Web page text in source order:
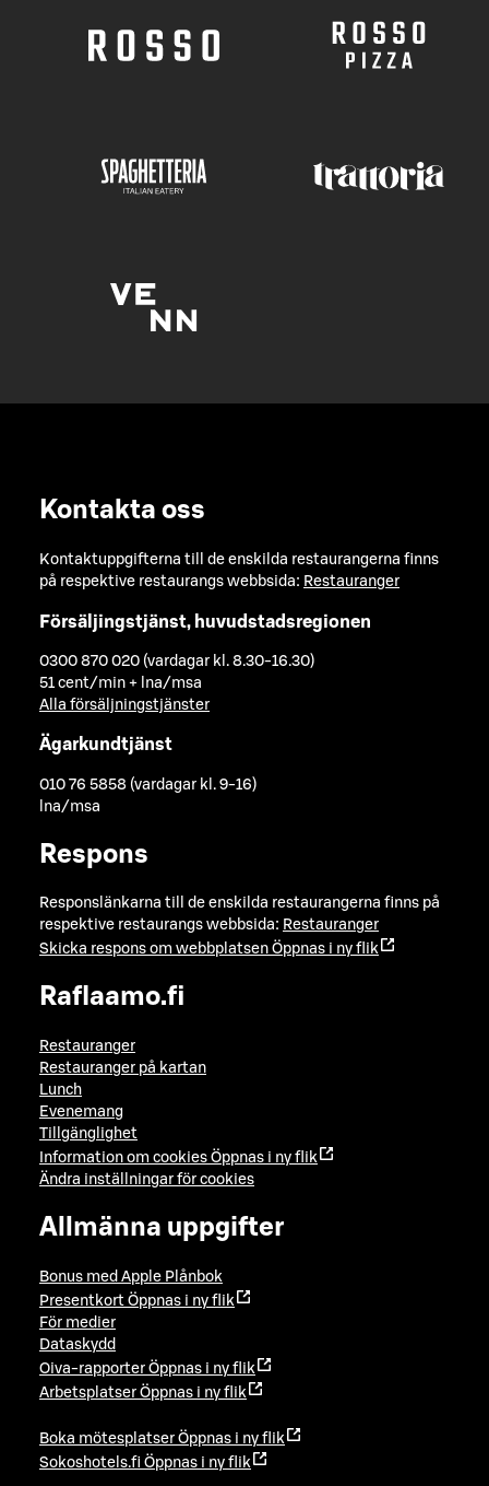
Kontakta oss
Kontaktuppgifterna till de enskilda restaurangerna finns
på respektive restaurangs webbsida: Restauranger
Försäljingstjänst, huvudstadsregionen
0300 870 020 (vardagar kl. 8.30-16.30)
51 cent/min + lna/msa
Alla försäljningstjänster
Ägarkundtjänst
010 76 5858 (vardagar kl. 9-16)
lna/msa
Respons
Responslänkarna till de enskilda restaurangerna finns på
respektive restaurangs webbsida: Restauranger
Skicka respons om webbplatsen Öppnas i ny flik
Raflaamo.fi
Restauranger
Restauranger på kartan
Lunch
Evenemang
Tillgänglighet
Information om cookies Öppnas i ny flik
Ändra inställningar för cookies
Allmänna uppgifter
Bonus med Apple Plånbok
Presentkort Öppnas i ny flik
För medier
Dataskydd
Oiva-rapporter Öppnas i ny flik
Arbetsplatser Öppnas i ny flik
Boka mötesplatser Öppnas i ny flik
Sokoshotels.fi Öppnas i ny flik